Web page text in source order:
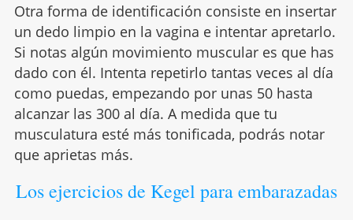
Otra forma de identificación consiste en insertar
un dedo limpio en la vagina e intentar apretarlo.
Si notas algún movimiento muscular es que has
dado con él. Intenta repetirlo tantas veces al día
como puedas, empezando por unas 50 hasta
alcanzar las 300 al día. A medida que tu
musculatura esté más tonificada, podrás notar
que aprietas más.
Los ejercicios de Kegel para embarazadas